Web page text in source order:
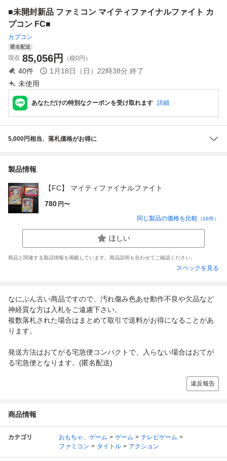
■未開封新品 ファミコン マイティファイナルファイト カ
プコン FC■
カプコン
匿名配送
現在 85,056円 （税0円）
40件 1月18日（日）22時38分 終了
未使用
あなただけの特別なクーポンを受け取れます 詳細
5,000円相当、落札価格がお得に
製品情報
【FC】 マイティファイナルファイト
780 円〜
同じ製品の価格を比較 （16件）
ほしい
商品と関連する製品情報を掲載しています。商品説明も合わせてご確認ください。
スペックを見る
なにぶん古い商品ですので、汚れ傷み色あせ動作不良や欠品など
神経質な方は入札をご遠慮下さい。
複数落札された場合はまとめて取引で送料がお得になることがあ
ります。
発送方法はおてがる宅急便コンパクトで、入らない場合はおてが
る宅急便となります。(匿名配送)
違反報告
商品情報
カテゴリ おもちゃ、ゲーム ゲーム
テレビゲーム
ファミコン
タイトル アクション